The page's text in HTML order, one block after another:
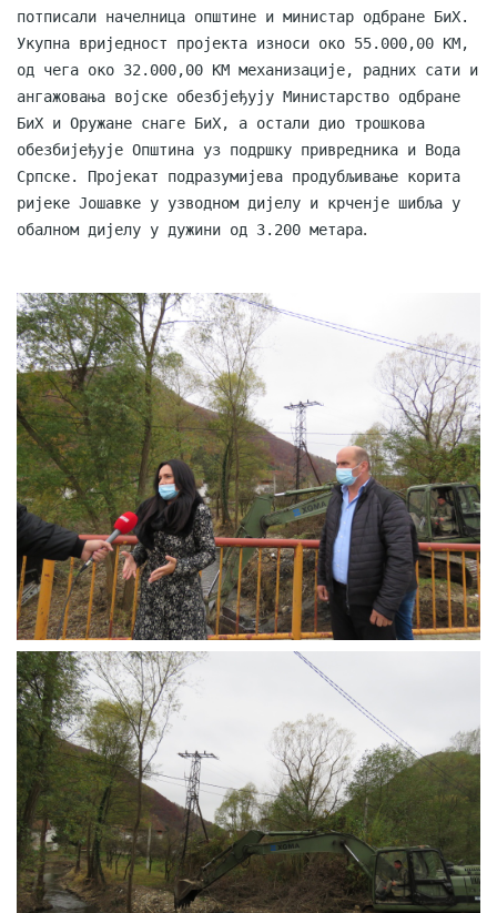
Активности
Јавни позиви
Обавјештења
Заштита од пожара
COVID 19
ФИНАНСИЈЕ
ПРИВРЕДА
Пољопривреда
Туризам
Спорт
ЦИВИЛНА ЗАШТИТА
КОНТАКТ
потписали начелница општине и министар одбране БиХ.
Укупна вриједност пројекта износи око 55.000,00 КМ,
од чега око 32.000,00 КМ механизације, радних сати и
ангажовања војске обезбјеђују Министарство одбране
БиХ и Оружане снаге БиХ, а остали дио трошкова
обезбијеђује Општина уз подршку привредника и Вода
Српске. Пројекат подразумијева продубљивање корита
ријеке Јошавке у узводном дијелу и крченје шибља у
обалном дијелу у дужини од 3.200 метара.